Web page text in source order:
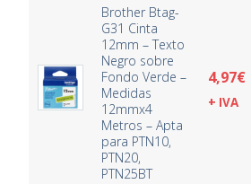
Brother Btag-
G31 Cinta
12mm – Texto
Negro sobre
Fondo Verde –
Medidas
12mmx4
Metros – Apta
para PTN10,
PTN20,
PTN25BT
4,97€
+ IVA